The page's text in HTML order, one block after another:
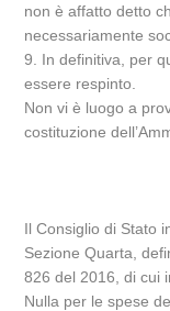
non è affatto detto
necessariamente
9. In definitiva, per
essere respinto.
Non vi è luogo a
costituzione
Il Consiglio di Stato
Sezione Quarta,
826 del 2016, di cui
Nulla per le spese